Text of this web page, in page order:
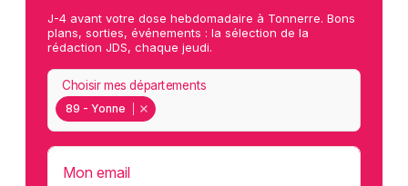
J-4 avant votre dose hebdomadaire à Tonnerre. Bons
plans, sorties, événements : la sélection de la
rédaction JDS, chaque jeudi.
89 - Yonne
Choisir mes départements
Mon email